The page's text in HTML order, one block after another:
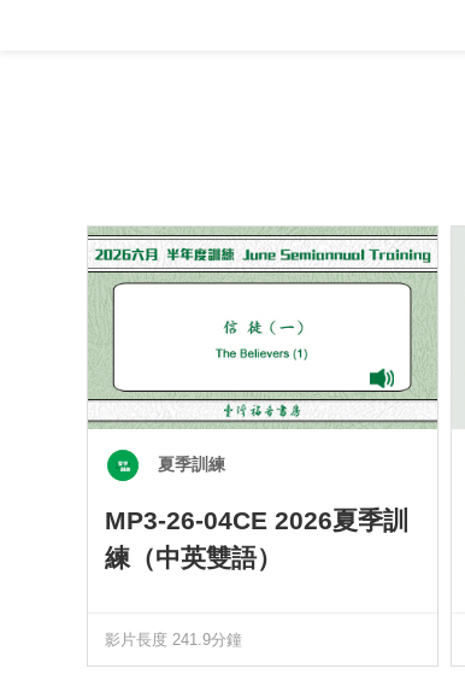
夏季訓練
MP3-26-04CE 2026夏季訓
練（中英雙語）
影片長度 241.9分鐘